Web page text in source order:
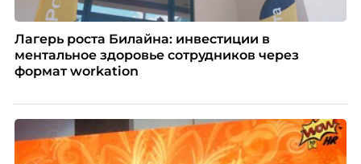
Лагерь роста Билайна: инвестиции в
ментальное здоровье сотрудников через
формат workation